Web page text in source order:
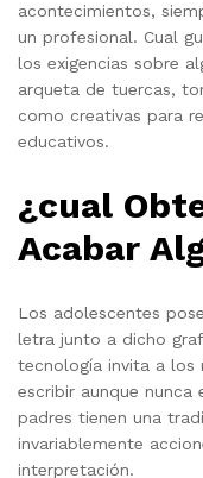
acontecimientos,
un profesional. Cual
los exigencias sobre
arqueta de tuercas,
como creativas para
educativos.
¿cual
Acabar
Los adolescentes
letra junto a dicho
tecnología invita a los
escribir aunque
padres tienen una
invariablemente
interpretación.